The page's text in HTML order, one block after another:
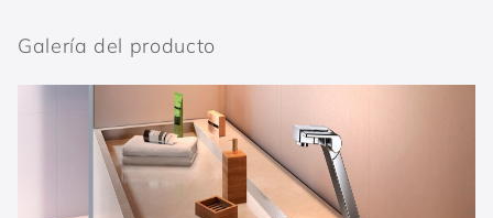
Galería del producto